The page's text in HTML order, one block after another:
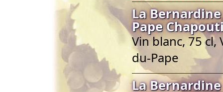
La
Pape
Vin blanc, 75 cl,
du-Pape
La